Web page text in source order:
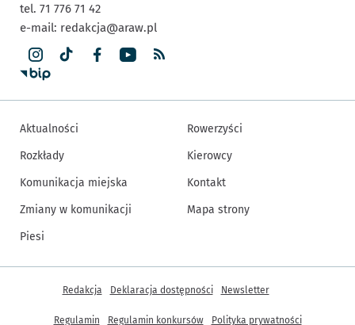
tel. 71 776 71 42
e-mail: redakcja@araw.pl
Aktualności
Rozkłady
Komunikacja miejska
Zmiany w komunikacji
Piesi
Rowerzyści
Kierowcy
Kontakt
Mapa strony
Inne informacje
Redakcja Deklaracja dostępności Newsletter
Regulamin Regulamin konkursów Polityka prywatności